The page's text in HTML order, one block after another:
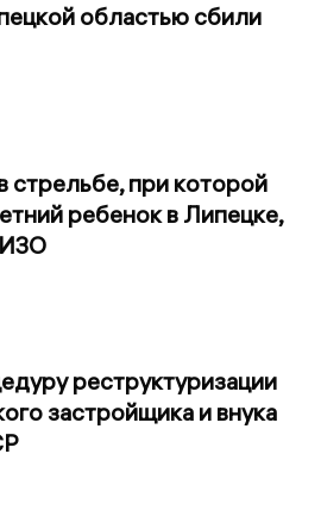
областью сбили
стрельбе, при которой
ребенок в Липецке,
реструктуризации
застройщика и внука